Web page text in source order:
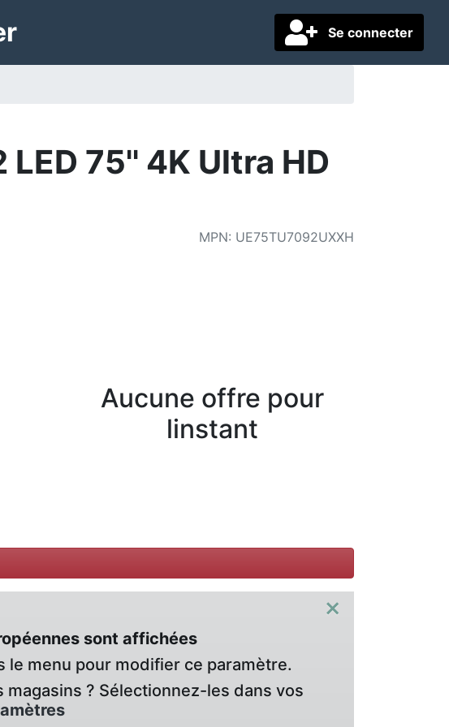
Se connecter
75'' 4K Ultra HD
MPN: UE75TU7092UXXH
Aucune offre pour
linstant
×
sont affichées
le menu pour modifier ce paramètre.
? Sélectionnez-les dans vos